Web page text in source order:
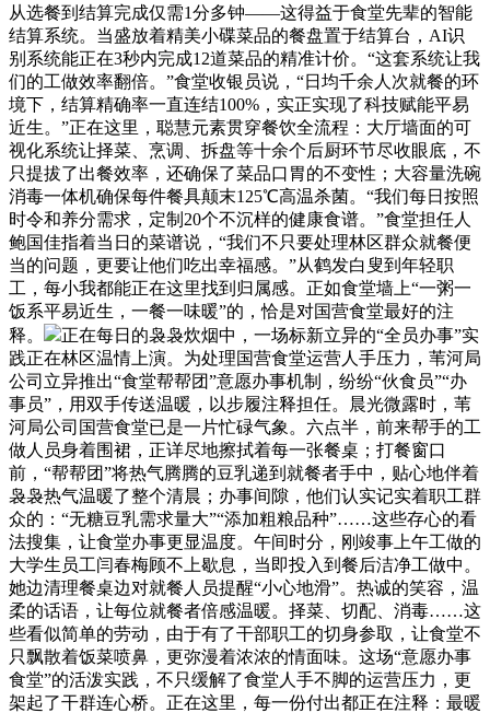
从选餐到结算完成仅需1分多钟——这得益于食堂先辈的智能
结算系统。当盛放着精美小碟菜品的餐盘置于结算台，AI识
别系统能正在3秒内完成12道菜品的精准计价。“这套系统让我
们的工做效率翻倍。”食堂收银员说，“日均千余人次就餐的环
境下，结算精确率一直连结100%，实正实现了科技赋能平易
近生。”正在这里，聪慧元素贯穿餐饮全流程：大厅墙面的可
视化系统让择菜、烹调、拆盘等十余个后厨环节尽收眼底，不
只提拔了出餐效率，还确保了菜品口胃的不变性；大容量洗碗
消毒一体机确保每件餐具颠末125℃高温杀菌。“我们每日按照
时令和养分需求，定制20个不沉样的健康食谱。”食堂担任人
鲍国佳指着当日的菜谱说，“我们不只要处理林区群众就餐便
当的问题，更要让他们吃出幸福感。”从鹤发白叟到年轻职
工，每小我都能正在这里找到归属感。正如食堂墙上“一粥一
饭系平易近生，一餐一味暖”的，恰是对国营食堂最好的注
释。
正在每日的袅袅炊烟中，一场标新立异的“全员办事”实
践正在林区温情上演。为处理国营食堂运营人手压力，苇河局
公司立异推出“食堂帮帮团”意愿办事机制，纷纷“伙食员”“办
事员”，用双手传送温暖，以步履注释担任。晨光微露时，苇
河局公司国营食堂已是一片忙碌气象。六点半，前来帮手的工
做人员身着围裙，正详尽地擦拭着每一张餐桌；打餐窗口
前，“帮帮团”将热气腾腾的豆乳递到就餐者手中，贴心地伴着
袅袅热气温暖了整个清晨；办事间隙，他们认实记实着职工群
众的：“无糖豆乳需求量大”“添加粗粮品种”……这些存心的看
法搜集，让食堂办事更显温度。午间时分，刚竣事上午工做的
大学生员工闫春梅顾不上歇息，当即投入到餐后洁净工做中。
她边清理餐桌边对就餐人员提醒“小心地滑”。热诚的笑容，温
柔的话语，让每位就餐者倍感温暖。择菜、切配、消毒……这
些看似简单的劳动，由于有了干部职工的切身参取，让食堂不
只飘散着饭菜喷鼻，更弥漫着浓浓的情面味。这场“意愿办事
食堂”的活泼实践，不只缓解了食堂人手不脚的运营压力，更
架起了干群连心桥。正在这里，每一份付出都正在注释：最暖